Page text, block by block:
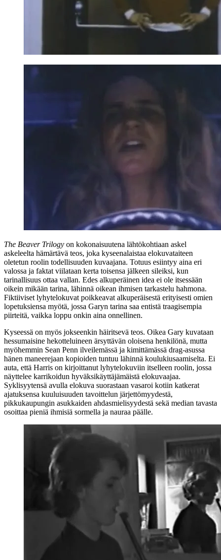
The Beaver Trilogy on kokonaisuutena lähtökohtiaan askel
askeleelta hämärtävä teos, joka kyseenalaistaa elokuvataiteen
oletetun roolin todellisuuden kuvaajana. Totuus esiintyy aina eri
valossa ja faktat viilataan kerta toisensa jälkeen sileiksi, kun
tarinallisuus ottaa vallan. Edes alkuperäinen idea ei ole itsessään
oikein mikään tarina, lähinnä oikean ihmisen tarkastelu hahmona.
Fiktiiviset lyhytelokuvat poikkeavat alkuperäisestä erityisesti omien
lopetuksiensa myötä, jossa Garyn tarina saa entistä traagisempia
piirteitä, vaikka loppu onkin aina onnellinen.
Kyseessä on myös jokseenkin häiritsevä teos. Oikea Gary kuvataan
hessumaisine hekotteluineen ärsyttävän oloisena henkilönä, mutta
myöhemmin Sean Penn ilveilemässä ja kimittämässä drag-asussa
hänen maneerejaan kopioiden tuntuu lähinnä koulukiusaamiselta. Ei
auta, että Harris on kirjoittanut lyhytelokuviin itselleen roolin, jossa
näyttelee karrikoidun hyväksikäyttäjämäistä elokuvaajaa.
Syklisyytensä avulla elokuva suorastaan vasaroi kotiin katkerat
ajatuksensa kuuluisuuden tavoittelun järjettömyydestä,
pikkukaupungin asukkaiden ahdasmielisyydestä sekä median tavasta
osoittaa pieniä ihmisiä sormella ja nauraa päälle.